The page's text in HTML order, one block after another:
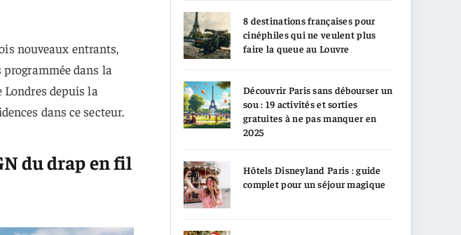
nouveaux entrants,
dans la
Londres depuis la
dans ce secteur.
du drap en fil
8 destinations françaises pour
cinéphiles qui ne veulent plus
faire la queue au Louvre
Découvrir Paris sans débourser un
sou : 19 activités et sorties
gratuites à ne pas manquer en
2025
Hôtels Disneyland Paris : guide
complet pour un séjour magique